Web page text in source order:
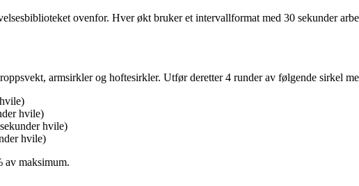
ovenfor. Hver økt bruker et intervallformat med 30 sekunder
armsirkler og hoftesirkler. Utfør deretter 4 runder av følgende sirkel
hvile)
hvile)
hvile)
av maksimum.